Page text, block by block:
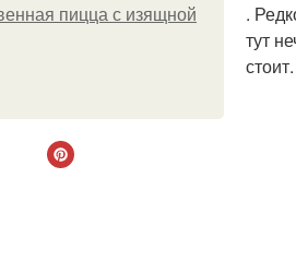
пицца с изящной
.
тут
стоит.